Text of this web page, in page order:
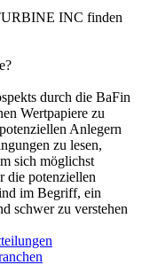
INC finden
durch die BaFin
Wertpapiere zu
Anlegern
zu lesen,
sich möglichst
die potenziellen
im Begriff, ein
schwer zu verstehen